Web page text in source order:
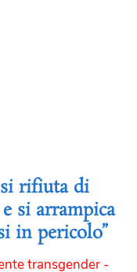
si rifiuta di
si arrampica
in pericolo”
transgender -